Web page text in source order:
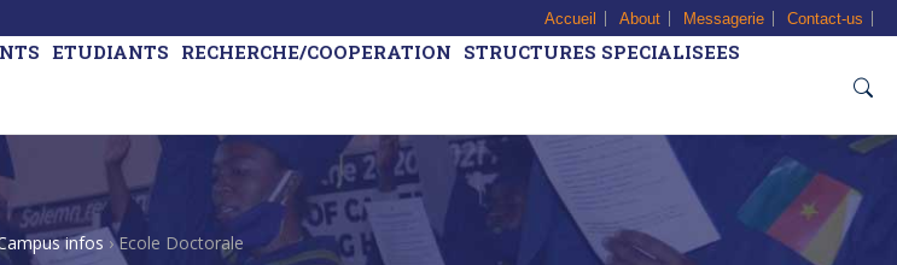
Accueil About Messagerie Contact-us
ETUDIANTS RECHERCHE/COOPERATION STRUCTURES SPECIALISEES
infos ›Ecole Doctorale